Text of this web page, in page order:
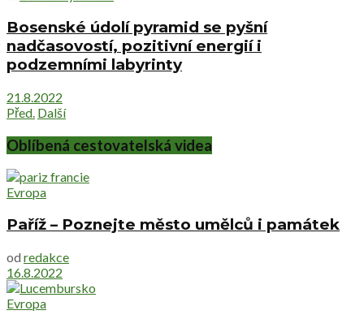
Bosenské údolí pyramid se pyšní
nadčasovostí, pozitivní energií i
podzemními labyrinty
21.8.2022
Před. Další
Oblíbená cestovatelská videa
Evropa
Paříž – Poznejte město umělců i památek
od redakce
16.8.2022
Evropa